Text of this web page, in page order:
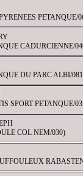
PETANQUE/
CADURCIENNE/
DU PARC ALBI/
SPORT PETANQUE/
COL NEM/030)